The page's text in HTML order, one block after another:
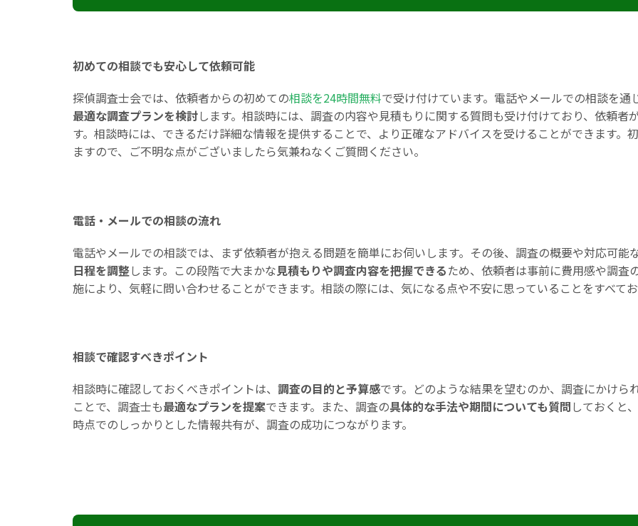
初めての相談でも安心して依頼可能
探偵調査士会では、依頼者からの初めての相談を24時間無料で受け付けています。電話やメールでの相談を通
最適な調査プランを検討します。相談時には、調査の内容や見積もりに関する質問も受け付けており、依頼
す。相談時には、できるだけ詳細な情報を提供することで、より正確なアドバイスを受けることができます。
ますので、ご不明な点がございましたら気兼ねなくご質問ください。
電話・メールでの相談の流れ
電話やメールでの相談では、まず依頼者が抱える問題を簡単にお伺いします。その後、調査の概要や対応可能
日程を調整します。この段階で大まかな見積もりや調査内容を把握できるため、依頼者は事前に費用感や調査
施により、気軽に問い合わせることができます。相談の際には、気になる点や不安に思っていることをすべて
相談で確認すべきポイント
相談時に確認しておくべきポイントは、 調査の目的と予算感です。どのような結果を望むのか、調査にかけ
ことで、調査士も最適なプランを提案できます。また、調査の具体的な手法や期間についても質問 しておくと
時点でのしっかりとした情報共有が、調査の成功につながります。